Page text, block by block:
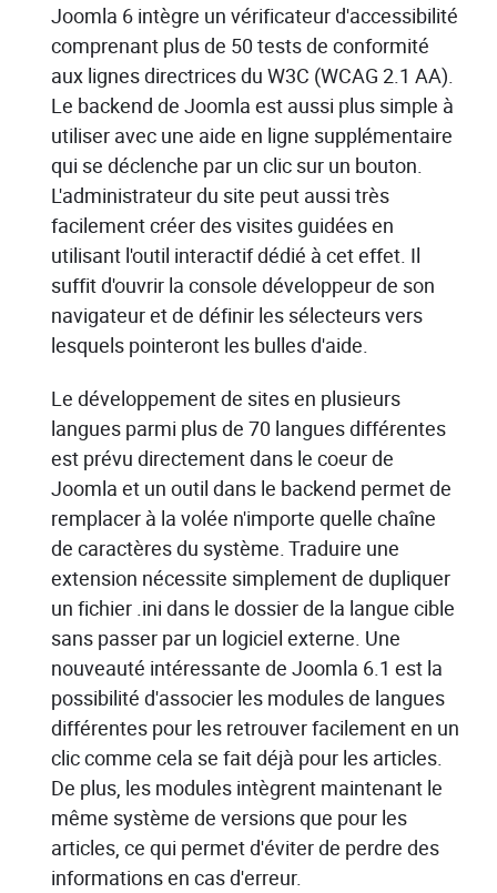
Joomla 6 intègre un vérificateur d'accessibilité
comprenant plus de 50 tests de conformité
aux lignes directrices du W3C (WCAG 2.1 AA).
Le backend de Joomla est aussi plus simple à
utiliser avec une aide en ligne supplémentaire
qui se déclenche par un clic sur un bouton.
L'administrateur du site peut aussi très
facilement créer des visites guidées en
utilisant l'outil interactif dédié à cet effet. Il
suffit d'ouvrir la console développeur de son
navigateur et de définir les sélecteurs vers
lesquels pointeront les bulles d'aide.
Le développement de sites en plusieurs
langues parmi plus de 70 langues différentes
est prévu directement dans le coeur de
Joomla et un outil dans le backend permet de
remplacer à la volée n'importe quelle chaîne
de caractères du système. Traduire une
extension nécessite simplement de dupliquer
un fichier .ini dans le dossier de la langue cible
sans passer par un logiciel externe. Une
nouveauté intéressante de Joomla 6.1 est la
possibilité d'associer les modules de langues
différentes pour les retrouver facilement en un
clic comme cela se fait déjà pour les articles.
De plus, les modules intègrent maintenant le
même système de versions que pour les
articles, ce qui permet d'éviter de perdre des
informations en cas d'erreur.